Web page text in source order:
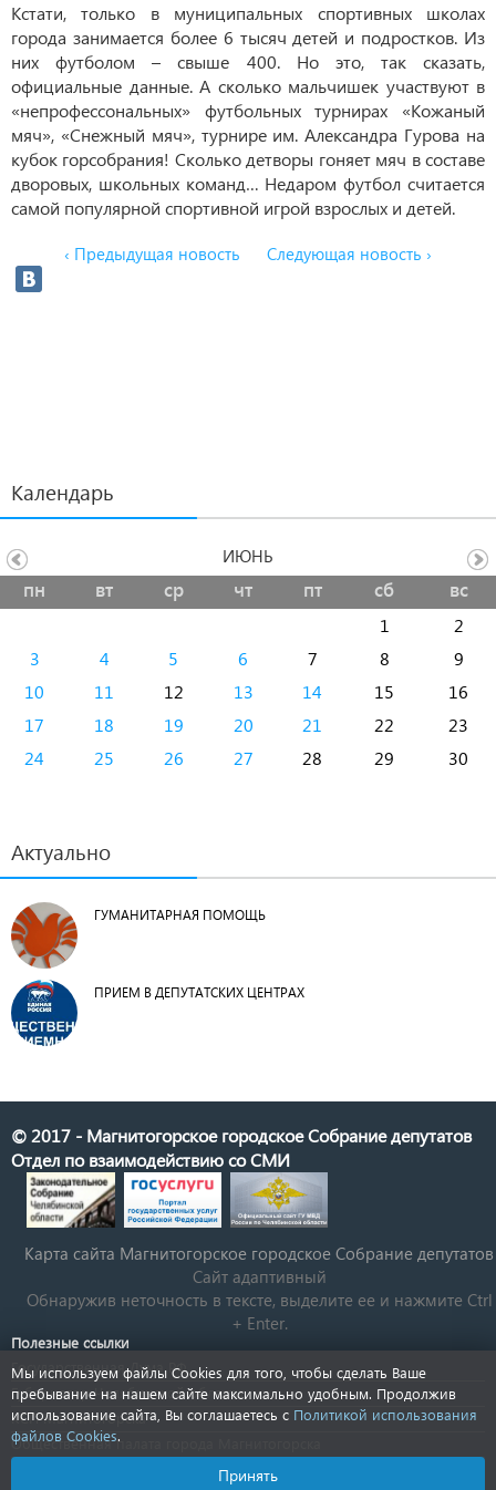
Кстати, только в муниципальных спортивных школах
города занимается более 6 тысяч детей и подростков. Из
них футболом – свыше 400. Но это, так сказать,
официальные данные. А сколько мальчишек участвуют в
«непрофессональных» футбольных турнирах «Кожаный
мяч», «Снежный мяч», турнире им. Александра Гурова на
кубок горсобрания! Сколько детворы гоняет мяч в составе
дворовых, школьных команд… Недаром футбол считается
самой популярной спортивной игрой взрослых и детей.
‹ Предыдущая новость Следующая новость ›
Календарь
пн вт ср чт пт сб вс
1
2
3
4 5 6 7 8
9
10
11 12 13 14 15
16
17
18 19 20 21 22
23
24
25 26 27 28 29 30
ИЮНЬ
Актуально
ГУМАНИТАРНАЯ ПОМОЩЬ
ПРИЕМ В ДЕПУТАТСКИХ ЦЕНТРАХ
© 2017 - Магнитогорское городское Собрание депутатов
Отдел по взаимодействию со СМИ
Карта сайта Магнитогорское городское Cобрание депутатов
Сайт адаптивный
Обнаружив неточность в тексте, выделите ее и нажмите Ctrl
+ Enter.
Полезные ссылки
Государственная Дума РФ
Губернатор Челябинской области
КСП Магнитогорска
Общественная палата города Магнитогорска
Новости Челябинской области
Мы используем файлы Cookies для того, чтобы сделать Ваше
пребывание на нашем сайте максимально удобным. Продолжив
использование сайта, Вы соглашаетесь с Политикой использования
файлов Cookies.
Принять